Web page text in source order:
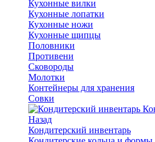
Кухонные вилки
Кухонные лопатки
Кухонные ножи
Кухонные щипцы
Половники
Противени
Сковороды
Молотки
Контейнеры для хранения
Совки
Назад
Кондитерский инвентарь